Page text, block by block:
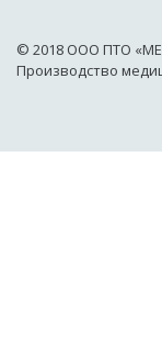
© 2018 OOO ПТО
Производство